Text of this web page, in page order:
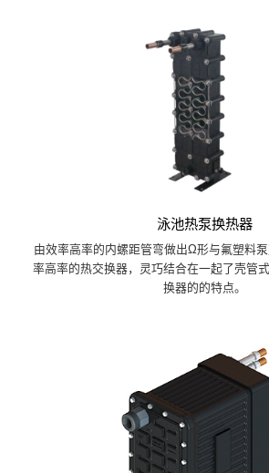
泳池热泵换热器
由效率高率的内螺距管弯做出Ω形与氟塑料
率高率的热交换器，灵巧结合在一起了壳管
换器的的特点。